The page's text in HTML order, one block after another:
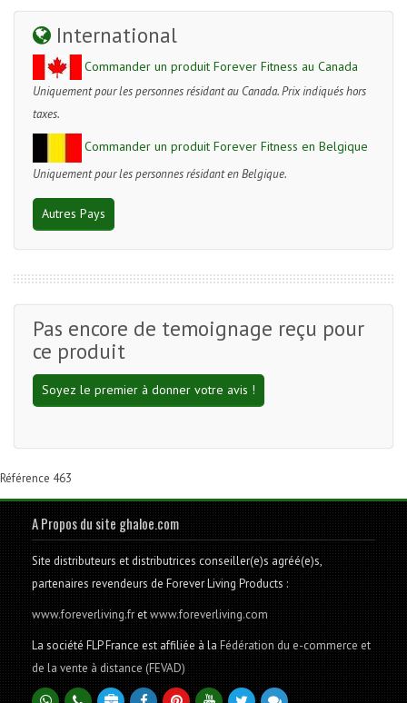
International
Commander un produit Forever Fitness au Canada
Uniquement pour les personnes résidant au Canada. Prix indiqués hors
taxes.
Commander un produit Forever Fitness en Belgique
Uniquement pour les personnes résidant en Belgique.
Autres Pays
Pas encore de temoignage reçu pour
ce produit
Soyez le premier à donner votre avis !
Référence 463
A Propos du site ghaloe.com
Site distributeurs et distributrices conseiller(e)s agréé(e)s,
partenaires revendeurs de Forever Living Products :
www.foreverliving.fretwww.foreverliving.com
La société FLP France est affiliée à laFédération du e-commerce et
de la vente à distance (FEVAD)